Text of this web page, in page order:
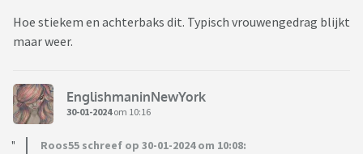
Hoe stiekem en achterbaks dit. Typisch vrouwengedrag blijkt
maar weer.
EnglishmaninNewYork
30-01-2024om 10:16
Roos55 schreef op 30-01-2024 om 10:08: